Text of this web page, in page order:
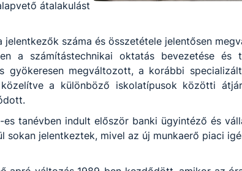
átalakulást
száma és összetétele jelentősen
a számítástechnikai oktatás bevezetése és
megváltozott, a korábbi
a különböző iskolatípusok közötti
tanévben indult először banki ügyintéző és
jelentkeztek, mivel az új munkaerő piaci